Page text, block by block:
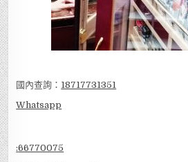
國內查詢： 18717731351
Whatsapp